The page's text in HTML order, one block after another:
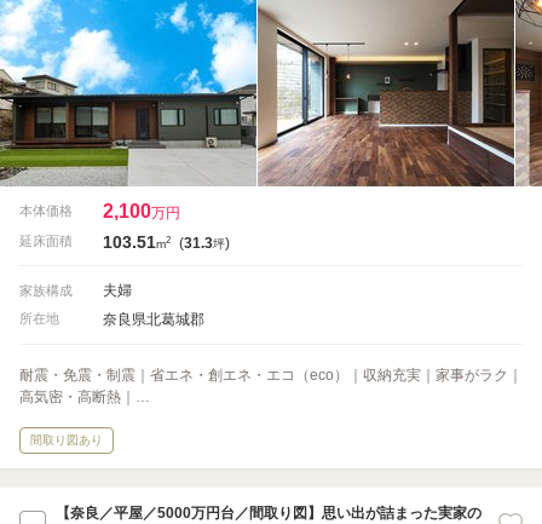
本体価格 2,100万円
延床面積 103.51m2 (31.3坪)
家族構成 夫婦
所在地 奈良県北葛城郡
耐震・免震・制震｜省エネ・創エネ・エコ（eco）｜収納充実｜家事がラク｜
高気密・高断熱｜…
間取り図あり
【奈良／平屋／5000万円台／間取り図】思い出が詰まった実家の